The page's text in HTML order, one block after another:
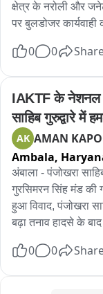
क्षेत्र के नरोली और
पर बुलडोजर
कार्रवाई कराई। झील
जेसीवी की मदद से
जमीन प्रशासन ने अपने
कब्जेदारों में हड़कंप
0 0
IAKTF के नेशनल
साहिब गुरुद्वारे में
AK AMAN
Ambala,
अंबाला - पंजोखरा
गुरसिमरन सिंह मंड की
हुआ विवाद, पंजोखरा
बढ़ा तनाव हादसे के बाद
पर माथा टेकने आए थे
0 0